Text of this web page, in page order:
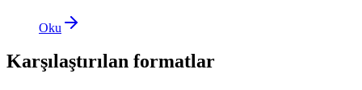
Oku
Karşılaştırılan formatlar